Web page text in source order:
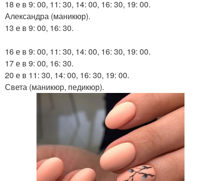
18 е в 9: 00, 11: 30, 14: 00, 16: 30, 19: 00.
Александра (маникюр).
13 е в 9: 00, 16: 30.
16 е в 9: 00, 11: 30, 14: 00, 16: 30, 19: 00.
17 е в 9: 00, 16: 30.
20 е в 11: 30, 14: 00, 16: 30, 19: 00.
Света (маникюр, педикюр).